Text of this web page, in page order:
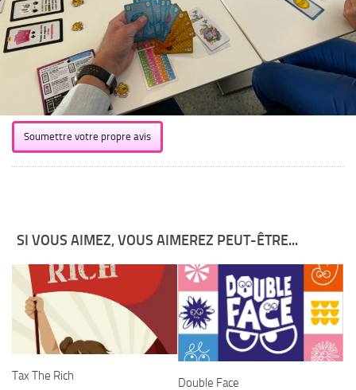
Soumettre votre propre avis
SI VOUS AIMEZ, VOUS AIMEREZ PEUT-ÊTRE...
Tax The Rich Double Face